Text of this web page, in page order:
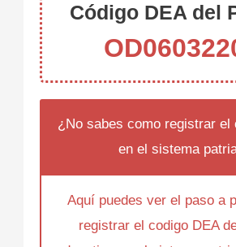
Código DEA del
¿No sabes como registrar el
en el sistema
Aquí puedes ver el paso a
registrar el codigo DEA